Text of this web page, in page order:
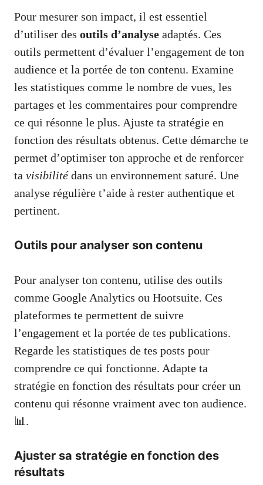
Pour mesurer son impact, il est essentiel
d’utiliser des outils d’analyse adaptés. Ces
outils permettent d’évaluer l’engagement de ton
audience et la portée de ton contenu. Examine
les statistiques comme le nombre de vues, les
partages et les commentaires pour comprendre
ce qui résonne le plus. Ajuste ta stratégie en
fonction des résultats obtenus. Cette démarche te
permet d’optimiser ton approche et de renforcer
ta visibilitédans un environnement saturé. Une
analyse régulière t’aide à rester authentique et
pertinent.
Outils pour analyser son contenu
Pour analyser ton contenu, utilise des outils
comme Google Analytics ou Hootsuite. Ces
plateformes te permettent de suivre
l’engagement et la portée de tes publications.
Regarde les statistiques de tes posts pour
comprendre ce qui fonctionne. Adapte ta
stratégie en fonction des résultats pour créer un
contenu qui résonne vraiment avec ton audience.
📊.
Ajuster sa stratégie en fonction des
résultats